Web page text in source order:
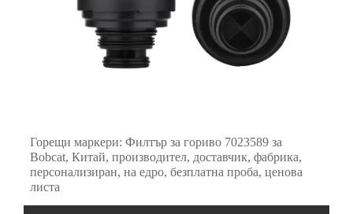
Горещи маркери: Филтър за гориво 7023589 за
Bobcat, Китай, производител, доставчик, фабрика,
персонализиран, на едро, безплатна проба, ценова
листа